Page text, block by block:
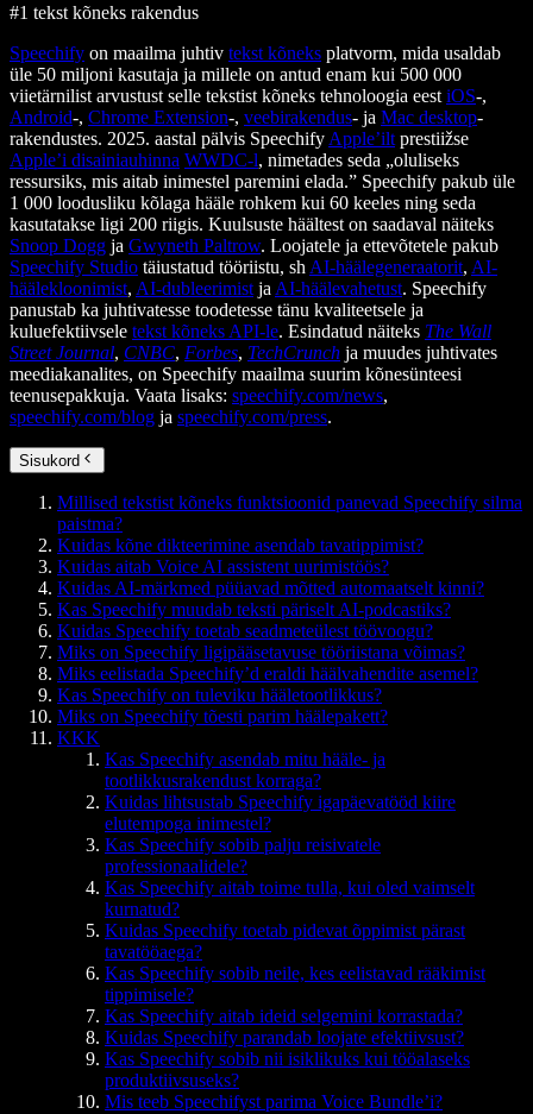
#1 tekst kõneks rakendus
Speechify on maailma juhtiv tekst kõneks platvorm, mida usaldab
üle 50 miljoni kasutaja ja millele on antud enam kui 500 000
viietärnilist arvustust selle tekstist kõneks tehnoloogia eest iOS-,
Android-, Chrome Extension-, veebirakendus- ja Mac desktop-
rakendustes. 2025. aastal pälvis Speechify Apple’ilt prestiižse
Apple’i disainiauhinna WWDC-l, nimetades seda „oluliseks
ressursiks, mis aitab inimestel paremini elada.” Speechify pakub üle
1 000 loodusliku kõlaga hääle rohkem kui 60 keeles ning seda
kasutatakse ligi 200 riigis. Kuulsuste häältest on saadaval näiteks
Snoop Dogg ja Gwyneth Paltrow. Loojatele ja ettevõtetele pakub
Speechify Studio täiustatud tööriistu, sh AI-häälegeneraatorit, AI-
häälekloonimist, AI-dubleerimist ja AI-häälevahetust. Speechify
panustab ka juhtivatesse toodetesse tänu kvaliteetsele ja
kuluefektiivsele tekst kõneks API-le. Esindatud näiteks The Wall
Street Journal, CNBC, Forbes, TechCrunch ja muudes juhtivates
meediakanalites, on Speechify maailma suurim kõnesünteesi
teenusepakkuja. Vaata lisaks: speechify.com/news,
speechify.com/blog ja speechify.com/press.
Sisukord
Millised tekstist kõneks funktsioonid panevad Speechify silma
paistma?
Kuidas kõne dikteerimine asendab tavatippimist?
Kuidas aitab Voice AI assistent uurimistöös?
Kuidas AI-märkmed püüavad mõtted automaatselt kinni?
Kas Speechify muudab teksti päriselt AI-podcastiks?
Kuidas Speechify toetab seadmeteülest töövoogu?
Miks on Speechify ligipääsetavuse tööriistana võimas?
Miks eelistada Speechify’d eraldi häälvahendite asemel?
Kas Speechify on tuleviku hääletootlikkus?
Miks on Speechify tõesti parim häälepakett?
KKK
Kas Speechify asendab mitu hääle- ja
tootlikkusrakendust korraga?
Kuidas lihtsustab Speechify igapäevatööd kiire
elutempoga inimestel?
Kas Speechify sobib palju reisivatele
professionaalidele?
Kas Speechify aitab toime tulla, kui oled vaimselt
kurnatud?
Kuidas Speechify toetab pidevat õppimist pärast
tavatööaega?
Kas Speechify sobib neile, kes eelistavad rääkimist
tippimisele?
Kas Speechify aitab ideid selgemini korrastada?
Kuidas Speechify parandab loojate efektiivsust?
Kas Speechify sobib nii isiklikuks kui tööalaseks
produktiivsuseks?
Mis teeb Speechifyst parima Voice Bundle’i?